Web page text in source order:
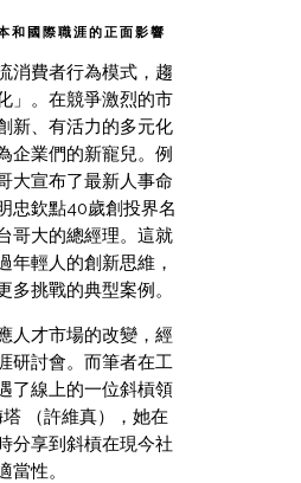
和國際職涯的正面影響
消費者行為模式，趨
」。在競爭激烈的市
新、有活力的多元化
企業們的新寵兒。 例
大宣布了最新人事命
忠欽點40歲創投界名
哥大的總經理。這就
年輕人的創新思維，
多挑戰的典型案例。
人才市場的改變，經
研討會。而筆者在工
了線上的一位斜槓領
（許維真），她在
分享到斜槓在現今社
當性。